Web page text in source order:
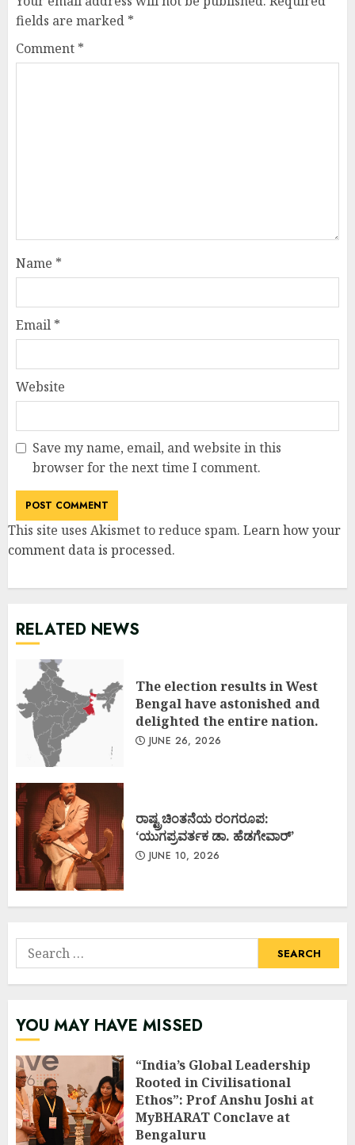
fields are marked *
Comment *
Name *
Email *
Website
Save my name, email, and website in this
browser for the next time I comment.
This site uses Akismet to reduce spam. Learn how your
comment data is processed.
RELATED NEWS
The election results in West
Bengal have astonished and
delighted the entire nation.
JUNE 26, 2026
ರಾಷ್ಟ್ರಚಿಂತನೆಯ ರಂಗರೂಪ:
‘ಯುಗಪ್ರವರ್ತಕ ಡಾ. ಹೆಡಗೇವಾರ್’
JUNE 10, 2026
Search
for:
YOU MAY HAVE MISSED
“India’s Global Leadership
Rooted in Civilisational
Ethos”: Prof Anshu Joshi at
MyBHARAT Conclave at
Bengaluru